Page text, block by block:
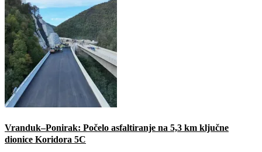
Vranduk–Ponirak: Počelo asfaltiranje na 5,3 km ključne
dionice Koridora 5C